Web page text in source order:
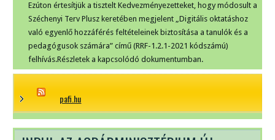
Ezúton értesítjük a tisztelt Kedvezményezetteket, hogy módosult a
Széchenyi Terv Plusz keretében megjelent „Digitális oktatáshoz
való egyenlő hozzáférés feltételeinek biztosítása a tanulók és a
pedagógusok számára” című (RRF-1.2.1-2021 kódszámú)
felhívás.Részletek a kapcsolódó dokumentumban.
pafi.hu